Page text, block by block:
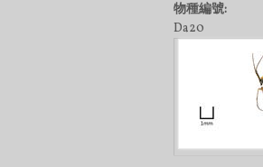
物種編號:
Da20